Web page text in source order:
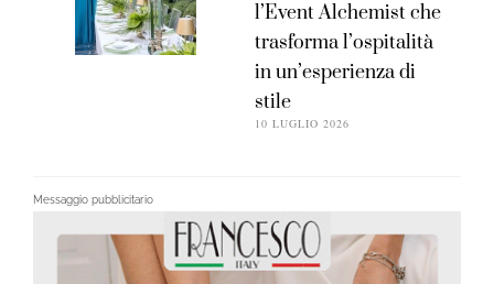
l’Event Alchemist che
trasforma l’ospitalità
in un’esperienza di
stile
10 LUGLIO 2026
Messaggio pubblicitario